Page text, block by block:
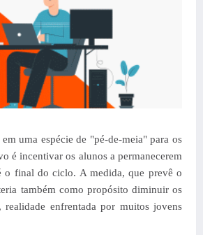
uma espécie de "pé-de-meia" para os
é incentivar os alunos a permanecerem
o final do ciclo. A medida, que prevê o
também como propósito diminuir os
realidade enfrentada por muitos jovens